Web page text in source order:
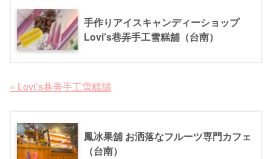
手作りアイスキャンディーショップ
Lovi’s巷弄手工雪糕舖（台南）
» Lovi’s巷弄手工雪糕舖
鳳冰果舖 お洒落なフルーツ専門カフェ
（台南）